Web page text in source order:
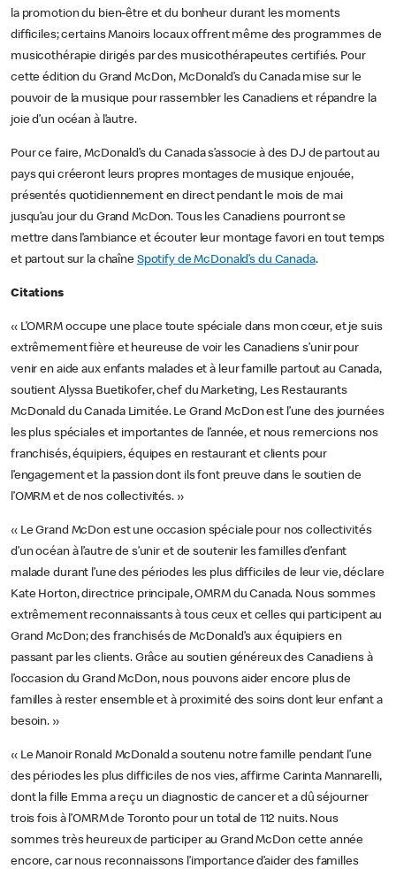
la promotion du bien-être et du bonheur durant les moments
difficiles; certains Manoirs locaux offrent même des programmes de
musicothérapie dirigés par des musicothérapeutes certifiés. Pour
cette édition du Grand McDon, McDonald’s du Canada mise sur le
pouvoir de la musique pour rassembler les Canadiens et répandre la
joie d’un océan à l’autre.
Pour ce faire, McDonald’s du Canada s’associe à des DJ de partout au
pays qui créeront leurs propres montages de musique enjouée,
présentés quotidiennement en direct pendant le mois de mai
jusqu’au jour du Grand McDon. Tous les Canadiens pourront se
mettre dans l’ambiance et écouter leur montage favori en tout temps
et partout sur la chaîne Spotify de McDonald’s du Canada.
Citations
« L’OMRM occupe une place toute spéciale dans mon cœur, et je suis
extrêmement fière et heureuse de voir les Canadiens s’unir pour
venir en aide aux enfants malades et à leur famille partout au Canada,
soutient Alyssa Buetikofer, chef du Marketing, Les Restaurants
McDonald du Canada Limitée. Le Grand McDon est l’une des journées
les plus spéciales et importantes de l’année, et nous remercions nos
franchisés, équipiers, équipes en restaurant et clients pour
l’engagement et la passion dont ils font preuve dans le soutien de
l’OMRM et de nos collectivités. »
« Le Grand McDon est une occasion spéciale pour nos collectivités
d’un océan à l’autre de s’unir et de soutenir les familles d’enfant
malade durant l’une des périodes les plus difficiles de leur vie, déclare
Kate Horton, directrice principale, OMRM du Canada. Nous sommes
extrêmement reconnaissants à tous ceux et celles qui participent au
Grand McDon; des franchisés de McDonald’s aux équipiers en
passant par les clients. Grâce au soutien généreux des Canadiens à
l’occasion du Grand McDon, nous pouvons aider encore plus de
familles à rester ensemble et à proximité des soins dont leur enfant a
besoin. »
« Le Manoir Ronald McDonald a soutenu notre famille pendant l’une
des périodes les plus difficiles de nos vies, affirme Carinta Mannarelli,
dont la fille Emma a reçu un diagnostic de cancer et a dû séjourner
trois fois à l’OMRM de Toronto pour un total de 112 nuits. Nous
sommes très heureux de participer au Grand McDon cette année
encore, car nous reconnaissons l’importance d’aider des familles